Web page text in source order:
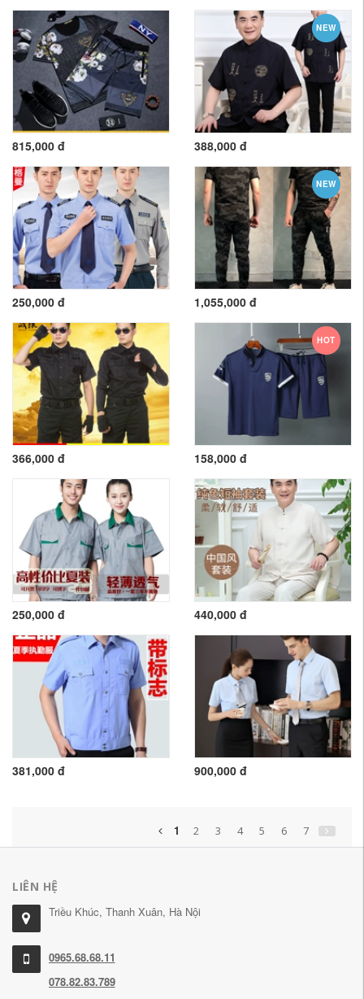
815,000 đ
NEW
388,000 đ
250,000 đ
NEW
1,055,000 đ
366,000 đ
HOT
158,000 đ
250,000 đ 440,000 đ
381,000 đ 900,000 đ
1 2 3 4 5 6 7
LIÊN HỆ
Triều Khúc, Thanh Xuân, Hà Nội
0965.68.68.11
078.82.83.789